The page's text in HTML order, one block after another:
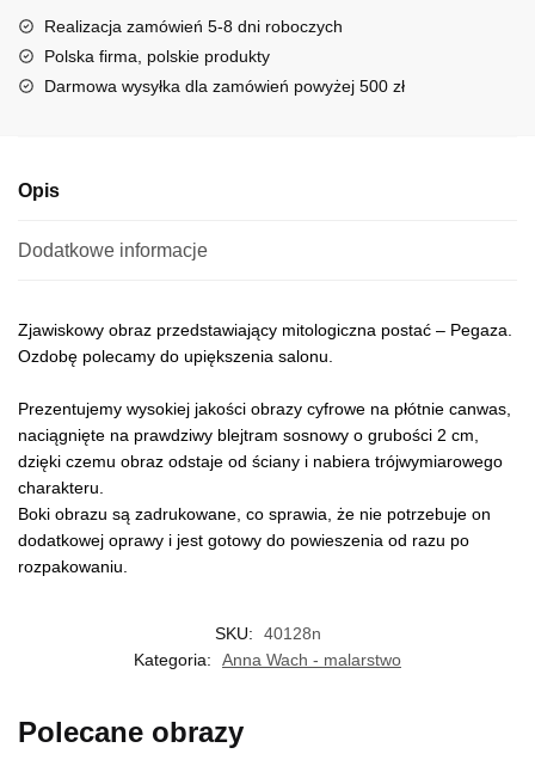
Realizacja zamówień 5-8 dni roboczych
Polska firma, polskie produkty
Darmowa wysyłka dla zamówień powyżej 500 zł
Opis
Dodatkowe informacje
Zjawiskowy obraz przedstawiający mitologiczna postać – Pegaza.
Ozdobę polecamy do upiększenia salonu.
Prezentujemy wysokiej jakości obrazy cyfrowe na płótnie canwas,
naciągnięte na prawdziwy blejtram sosnowy o grubości 2 cm,
dzięki czemu obraz odstaje od ściany i nabiera trójwymiarowego
charakteru.
Boki obrazu są zadrukowane, co sprawia, że nie potrzebuje on
dodatkowej oprawy i jest gotowy do powieszenia od razu po
rozpakowaniu.
SKU:
40128n
Kategoria:
Anna Wach - malarstwo
Polecane obrazy